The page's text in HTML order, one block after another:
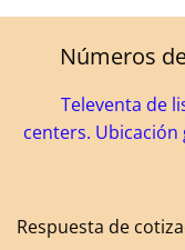
Números
Televenta de
centers.
Respuesta de